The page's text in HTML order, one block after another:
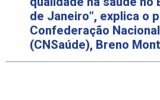
de Janeiro”, explica o
Confederação
(CNSaúde), Breno